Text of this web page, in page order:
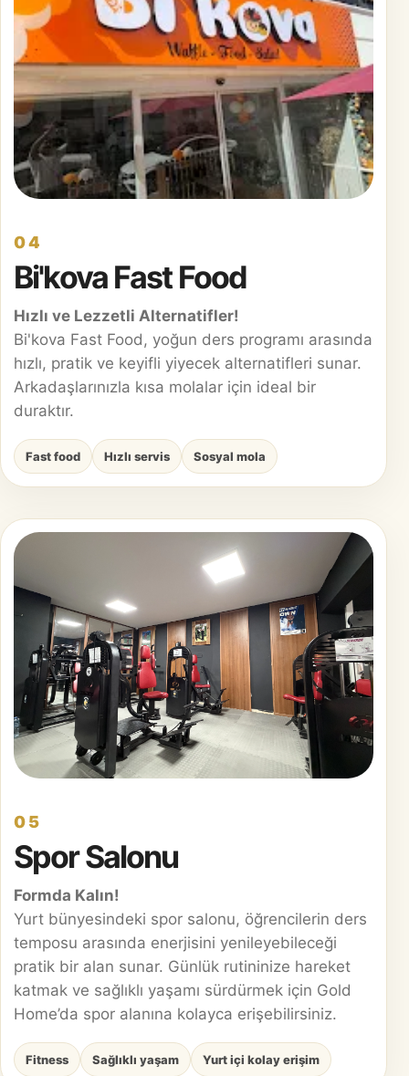
04
Bi'kova Fast Food
Hızlı ve Lezzetli Alternatifler!
Bi'kova Fast Food, yoğun ders programı arasında
hızlı, pratik ve keyifli yiyecek alternatifleri sunar.
Arkadaşlarınızla kısa molalar için ideal bir
duraktır.
Fast food Hızlı servis Sosyal mola
05
Spor Salonu
Formda Kalın!
Yurt bünyesindeki spor salonu, öğrencilerin ders
temposu arasında enerjisini yenileyebileceği
pratik bir alan sunar. Günlük rutininize hareket
katmak ve sağlıklı yaşamı sürdürmek için Gold
Home’da spor alanına kolayca erişebilirsiniz.
Fitness Sağlıklı yaşam Yurt içi kolay erişim